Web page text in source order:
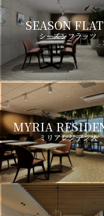
SEASON
シーズンフラッツ
MYRIA
ミリアレジデンス